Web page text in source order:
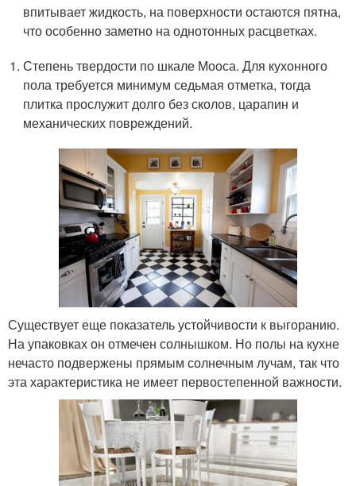
впитывает жидкость, на поверхности остаются пятна,
что особенно заметно на однотонных расцветках.
Степень твердости по шкале Мооса. Для кухонного
пола требуется минимум седьмая отметка, тогда
плитка прослужит долго без сколов, царапин и
механических повреждений.
Существует еще показатель устойчивости к выгоранию.
На упаковках он отмечен солнышком. Но полы на кухне
нечасто подвержены прямым солнечным лучам, так что
эта характеристика не имеет первостепенной важности.